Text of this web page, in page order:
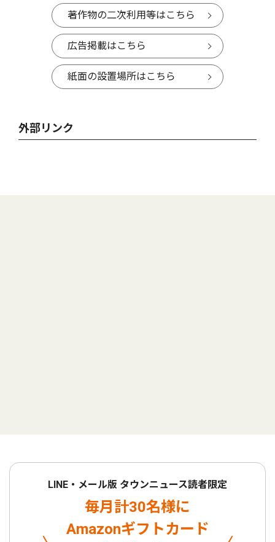
著作物の二次利用等はこちら
広告掲載はこちら
紙面の設置場所はこちら
外部リンク
LINE・メール版 タウンニュース読者限定
毎月計30名様に
Amazonギフトカード